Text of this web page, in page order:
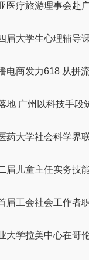
医疗旅游理事会赴
届大学生心理辅导
电商发力618 从拼
地 广州以科技手段
药大学社会科学界
届儿童主任实务技
届工会社会工作者
大学拉美中心在哥